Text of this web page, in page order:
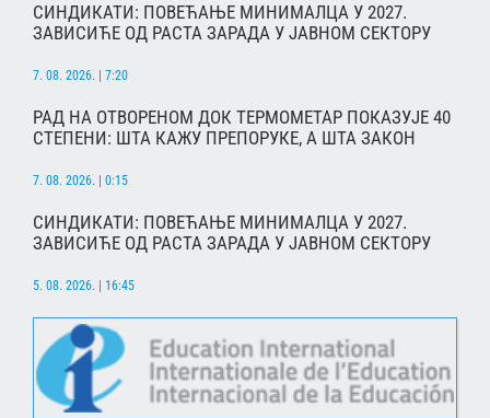
СИНДИКАТИ: ПОВЕЋАЊЕ МИНИМАЛЦА У 2027.
ЗАВИСИЋЕ ОД РАСТА ЗАРАДА У ЈАВНОМ СЕКТОРУ
7. 08. 2026. | 7:20
РАД НА ОТВОРЕНОМ ДОК ТЕРМОМЕТАР ПОКАЗУЈЕ 40
СТЕПЕНИ: ШТА КАЖУ ПРЕПОРУКЕ, А ШТА ЗАКОН
7. 08. 2026. | 0:15
СИНДИКАТИ: ПОВЕЋАЊЕ МИНИМАЛЦА У 2027.
ЗАВИСИЋЕ ОД РАСТА ЗАРАДА У ЈАВНОМ СЕКТОРУ
5. 08. 2026. | 16:45